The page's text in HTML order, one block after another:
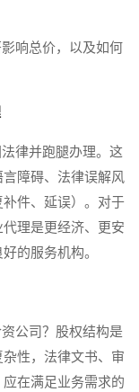
响总价，以及如何
律并跑腿办理。这
障碍、法律误解风
件、延误）。对于
理是更经济、更安
的服务机构。
公司？股权结构是
性，法律文书、审
在满足业务需求的